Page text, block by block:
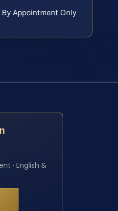
By Appointment Only
· English &